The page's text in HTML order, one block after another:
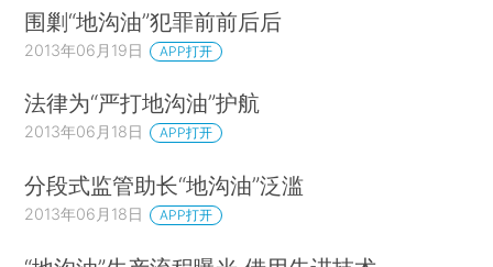
围剿“地沟油”犯罪前前后后
2013年06月19日 APP打开
法律为“严打地沟油”护航
2013年06月18日 APP打开
分段式监管助长“地沟油”泛滥
2013年06月18日 APP打开